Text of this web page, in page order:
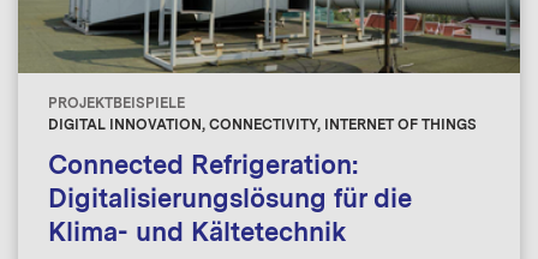
PROJEKTBEISPIELE
DIGITAL INNOVATION, CONNECTIVITY, INTERNET OF THINGS
Connected Refrigeration:
Digitalisierungslösung für die
Klima- und Kältetechnik